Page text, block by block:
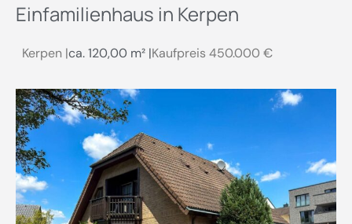
Einfamilienhaus in Kerpen
Kerpen |ca. 120,00 m² |Kaufpreis 450.000 €